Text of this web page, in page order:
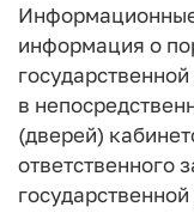
информация о
в
(дверей)
ответственного
государственной